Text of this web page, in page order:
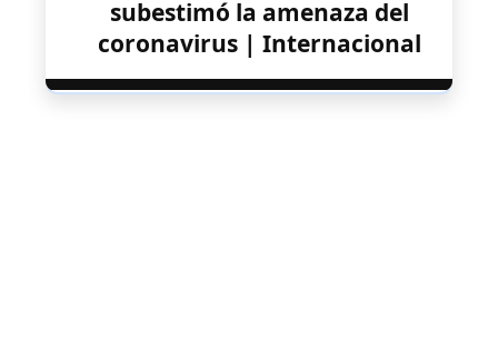
subestimó la amenaza del
coronavirus | Internacional